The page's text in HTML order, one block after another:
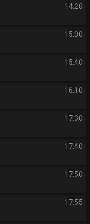
14:20
15:00
15:40
16:10
17:30
17:40
17:50
17:55